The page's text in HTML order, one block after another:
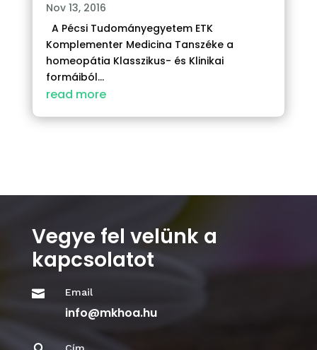
Nov 13, 2016
A Pécsi Tudományegyetem ETK
Komplementer Medicina Tanszéke a
homeopátia Klasszikus- és Klinikai
formáiból...
read more
Vegye fel velünk a
kapcsolatot
 Email
info@mkhoa.hu